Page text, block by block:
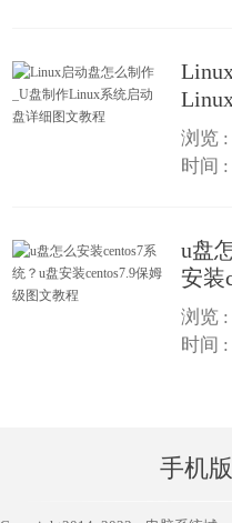
浏览
时间
u盘
安装
浏览
时间
手机版